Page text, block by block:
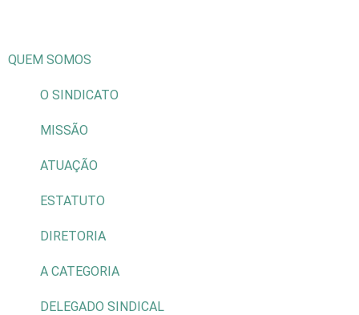
QUEM SOMOS
O SINDICATO
MISSÃO
ATUAÇÃO
ESTATUTO
DIRETORIA
A CATEGORIA
DELEGADO SINDICAL